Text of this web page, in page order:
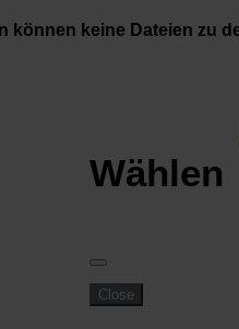
können keine Dateien zu
Wählen
Close